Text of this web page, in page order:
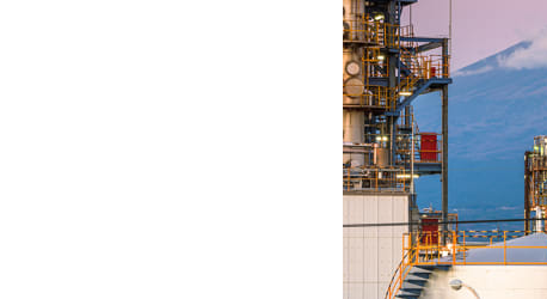
Nahen Osten.
brazil.